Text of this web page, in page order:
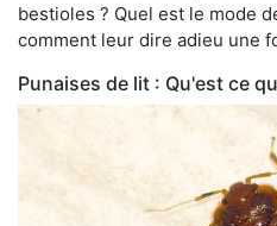
bestioles ? Quel est le mode
comment leur dire adieu une
Punaises de lit : Qu'est ce